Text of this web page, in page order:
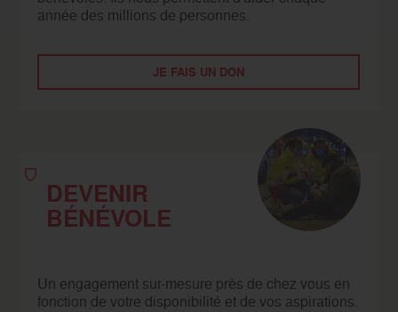
année des millions de personnes.
JE FAIS UN DON
DEVENIR
BÉNÉVOLE
Un engagement sur-mesure près de chez vous en
fonction de votre disponibilité et de vos aspirations.